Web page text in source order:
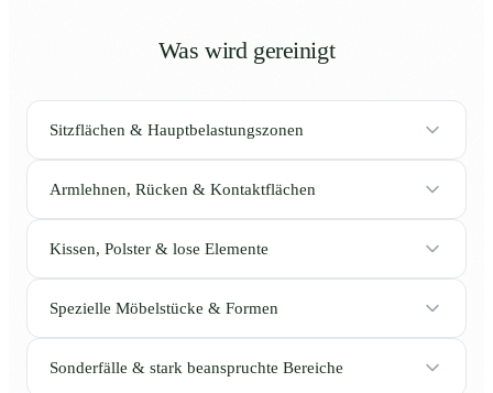
Was wird gereinigt
Sitzflächen & Hauptbelastungszonen
Armlehnen, Rücken & Kontaktflächen
Kissen, Polster & lose Elemente
Spezielle Möbelstücke & Formen
Sonderfälle & stark beanspruchte Bereiche